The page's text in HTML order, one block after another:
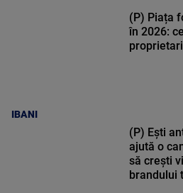
IBANI
(P) Piața
în 2026:
(P) Ești
ajută o
să crești
brandului